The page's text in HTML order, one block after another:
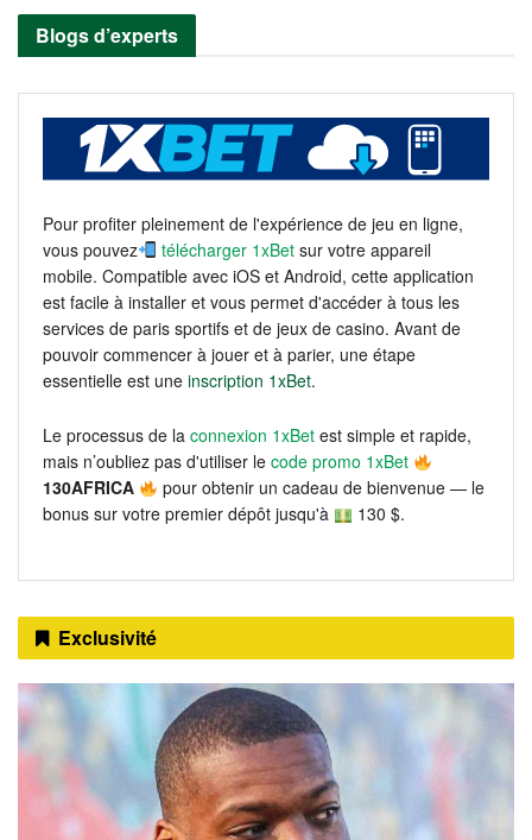
Blogs d’experts
Pour profiter pleinement de l'expérience de jeu en ligne,
vous pouvez
télécharger 1xBet sur votre appareil
mobile. Compatible avec iOS et Android, cette application
est facile à installer et vous permet d'accéder à tous les
services de paris sportifs et de jeux de casino. Avant de
pouvoir commencer à jouer et à parier, une étape
essentielle est une inscription 1xBet.
Le processus de la connexion 1xBet est simple et rapide,
mais n’oubliez pas d'utiliser le code promo 1xBet
130AFRICA
pour obtenir un cadeau de bienvenue — le
bonus sur votre premier dépôt jusqu'à
130 $.
Exclusivité